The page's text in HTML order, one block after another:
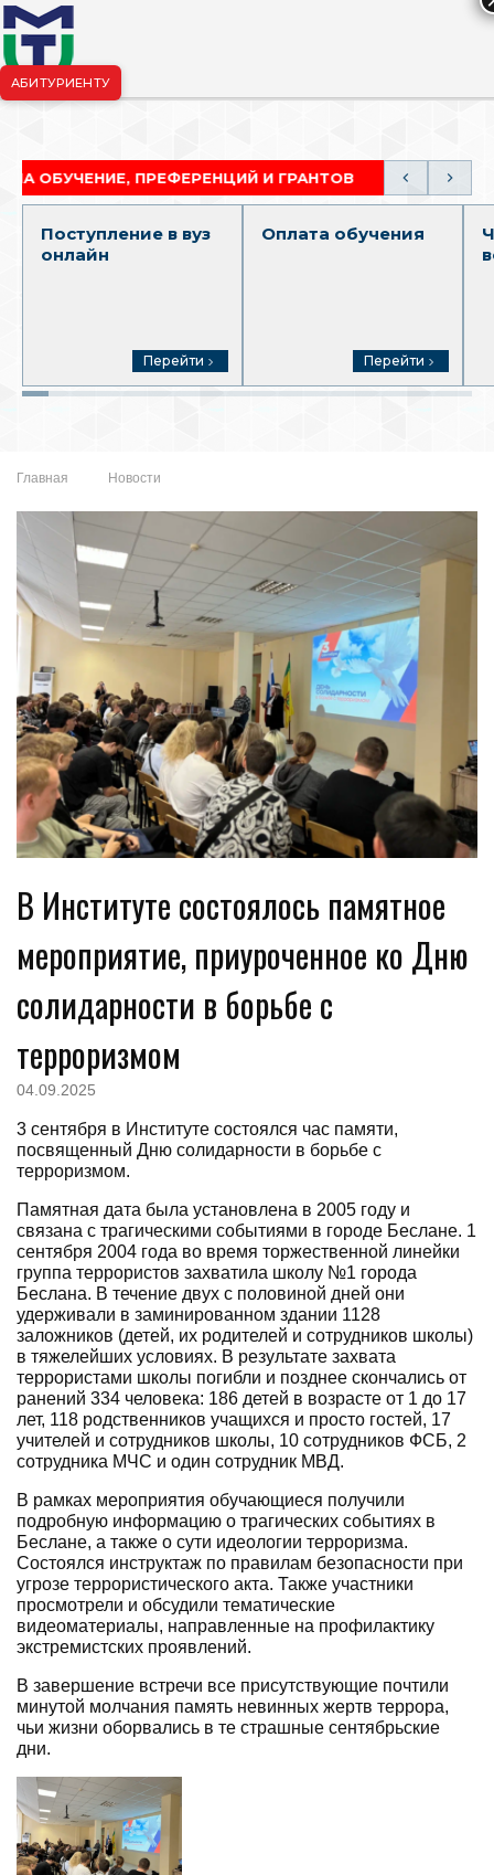
АБИТУРИЕНТУ
ПРЕФЕРЕНЦИЙ И ГРАНТОВ
Поступление в вуз
онлайн
Перейти
Оплата обучения
Перейти
Главная Новости
В Институте состоялось памятное
мероприятие, приуроченное ко Дню
солидарности в борьбе с
терроризмом
04.09.2025
3 сентября в Институте состоялся час памяти,
посвященный Дню солидарности в борьбе с
терроризмом.
Памятная дата была установлена в 2005 году и
связана с трагическими событиями в городе Беслане. 1
сентября 2004 года во время торжественной линейки
группа террористов захватила школу №1 города
Беслана. В течение двух с половиной дней они
удерживали в заминированном здании 1128
заложников (детей, их родителей и сотрудников школы)
в тяжелейших условиях. В результате захвата
террористами школы погибли и позднее скончались от
ранений 334 человека: 186 детей в возрасте от 1 до 17
лет, 118 родственников учащихся и просто гостей, 17
учителей и сотрудников школы, 10 сотрудников ФСБ, 2
сотрудника МЧС и один сотрудник МВД.
В рамках мероприятия обучающиеся получили
подробную информацию о трагических событиях в
Беслане, а также о сути идеологии терроризма.
Состоялся инструктаж по правилам безопасности при
угрозе террористического акта. Также участники
просмотрели и обсудили тематические
видеоматериалы, направленные на профилактику
экстремистских проявлений.
В завершение встречи все присутствующие почтили
минутой молчания память невинных жертв террора,
чьи жизни оборвались в те страшные сентябрьские
дни.